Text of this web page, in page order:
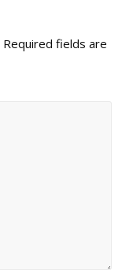
Required fields are